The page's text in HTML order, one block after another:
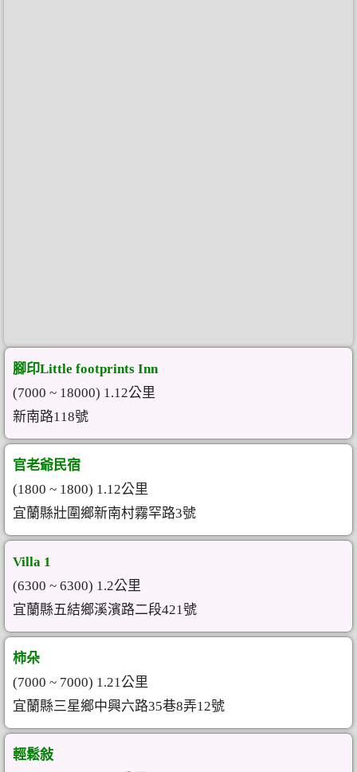
腳印Little footprints Inn
(7000 ~ 18000) 1.12公里
新南路118號
官老爺民宿
(1800 ~ 1800) 1.12公里
宜蘭縣壯圍鄉新南村霧罕路3號
Villa 1
(6300 ~ 6300) 1.2公里
宜蘭縣五結鄉溪濱路二段421號
柿朵
(7000 ~ 7000) 1.21公里
宜蘭縣三星鄉中興六路35巷8弄12號
輕鬆敍